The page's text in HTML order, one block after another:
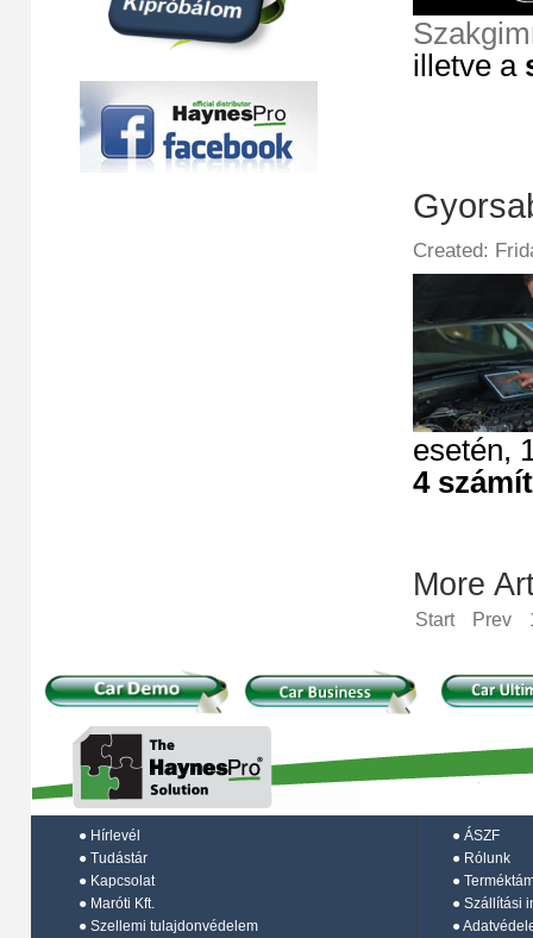
illetve a
Created:
esetén,
4
More
Start Prev
● Hírlevél
● Tudástár
● Kapcsolat
● Maróti Kft.
● Szellemi tulajdonvédelem
● ÁSZF
● Rólunk
●
● Szállítási
●